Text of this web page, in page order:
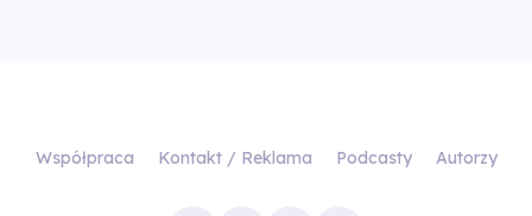
Współpraca Kontakt / Reklama Podcasty Autorzy